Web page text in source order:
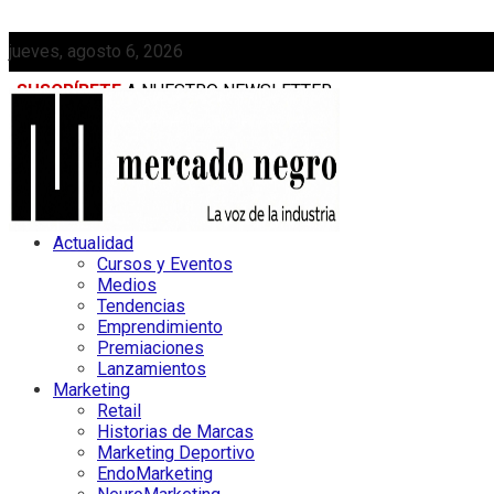
jueves, agosto 6, 2026
SUSCRÍBETE A NUESTRO NEWSLETTER
MEDIAKIT
Actualidad
Cursos y Eventos
Medios
Tendencias
Emprendimiento
Premiaciones
Lanzamientos
Marketing
Retail
Historias de Marcas
Marketing Deportivo
EndoMarketing